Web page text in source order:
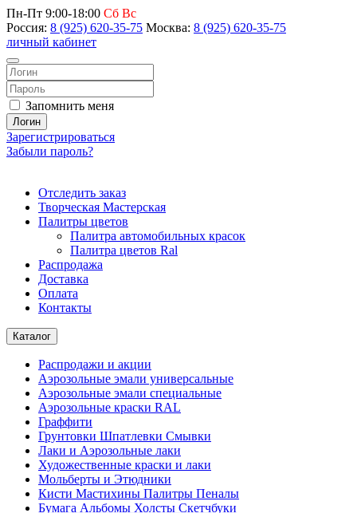
Пн-Пт 9:00-18:00 Сб Вс
Россия: 8 (925) 620-35-75 Москва: 8 (925) 620-35-75
личный кабинет
Запомнить меня
Логин
Зарегистрироваться
Забыли пароль?
Отследить заказ
Творческая Мастерская
Палитры цветов
Палитра автомобильных красок
Палитра цветов Ral
Распродажа
Доставка
Оплата
Контакты
Каталог
Распродажи и акции
Аэрозольные эмали универсальные
Аэрозольные эмали специальные
Аэрозольные краски RAL
Граффити
Грунтовки Шпатлевки Смывки
Лаки и Аэрозольные лаки
Художественные краски и лаки
Мольберты и Этюдники
Кисти Мастихины Палитры Пеналы
Бумага Альбомы Холсты Скетчбуки